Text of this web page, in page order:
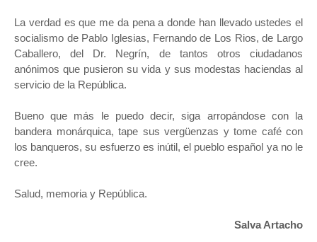
La verdad es que me da pena a donde han llevado ustedes el
socialismo de Pablo Iglesias, Fernando de Los Rios, de Largo
Caballero, del Dr. Negrín, de tantos otros ciudadanos
anónimos que pusieron su vida y sus modestas haciendas al
servicio de la República.
Bueno que más le puedo decir, siga arropándose con la
bandera monárquica, tape sus vergüenzas y tome café con
los banqueros, su esfuerzo es inútil, el pueblo español ya no le
cree.
Salud, memoria y República.
Salva Artacho